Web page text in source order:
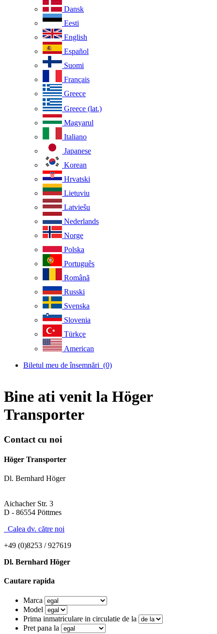
Dansk
Eesti
English
Español
Suomi
Français
Greece
Greece (lat.)
Magyarul
Italiano
Japanese
Korean
Hrvatski
Lietuviu
Latviešu
Nederlands
Norge
Polska
Português
Românã
Russki
Svenska
Slovenia
Türkçe
American
Biletul meu de însemnări (0)
Bine ati venit la Höger
Transporter
Contact cu noi
Höger Transporter
Dl. Bernhard Höger
Aichacher Str. 3
D - 86554 Pöttmes
Calea dv. către noi
+49 (0)8253 / 927619
Dl. Bernhard Höger
Cautare rapida
Marca
Model
Prima inmatriculare in circulatie de la
Pret pana la